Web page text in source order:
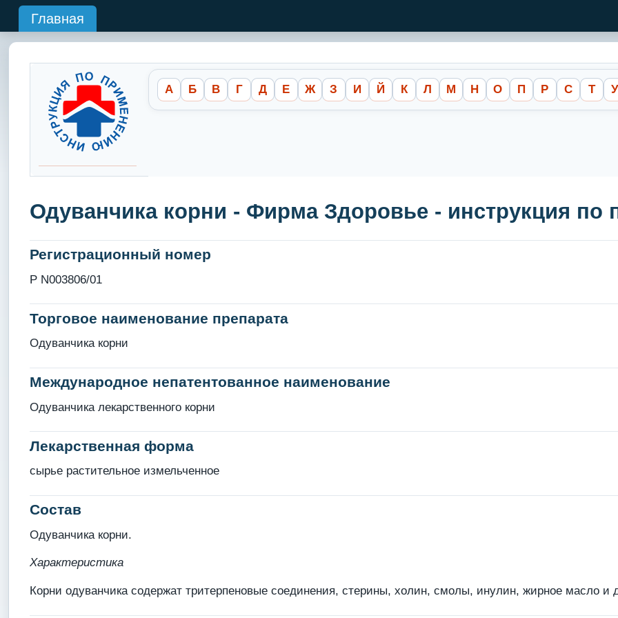
Главная
А Б В Г Д Е Ж З И Й К Л М Н О П Р С Т
Одуванчика корни - Фирма Здоровье - инструкция по
Регистрационный номер
Р N003806/01
Торговое наименование препарата
Одуванчика корни
Международное непатентованное наименование
Одуванчика лекарственного корни
Лекарственная форма
сырье растительное измельченное
Состав
Одуванчика корни.
Характеристика
Корни одуванчика содержат тритерпеновые соединения, стерины, холин, смолы, инулин, жирное масло и